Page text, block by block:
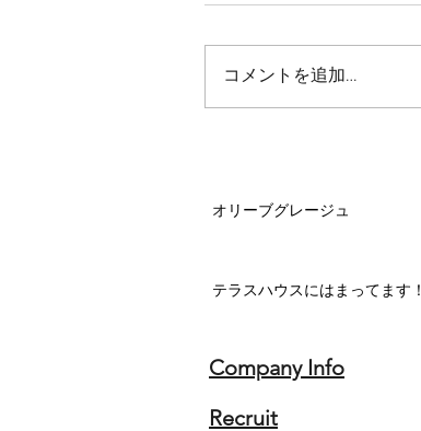
コメントを追加…
オリーブグレージュ
テラスハウスにはまってます！
Company Info
Recruit